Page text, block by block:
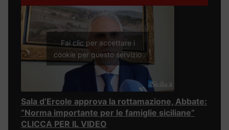
Fai clic per accettare i
cookie per questo servizio
Sala d’Ercole approva la rottamazione, Abbate:
“Norma importante per le famiglie siciliane”
CLICCA PER IL VIDEO